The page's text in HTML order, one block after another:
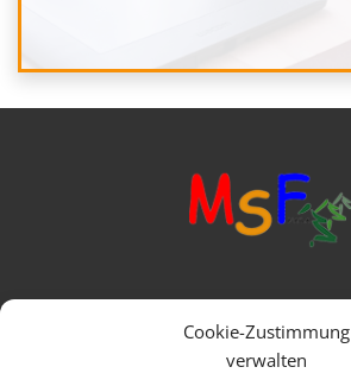
Cookie-Zustimmung
verwalten
Ringstraße 1
95119 Naila